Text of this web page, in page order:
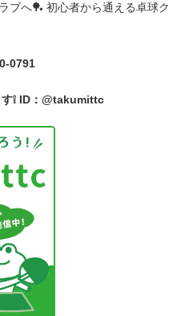
ブへ🏓 初心者から通える卓球ク
0791
❕ ID：@takumittc